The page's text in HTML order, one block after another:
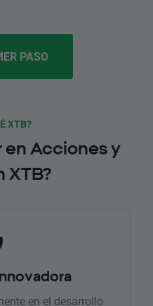
PASO
XTB?
en Acciones y
XTB?
en el desarrollo